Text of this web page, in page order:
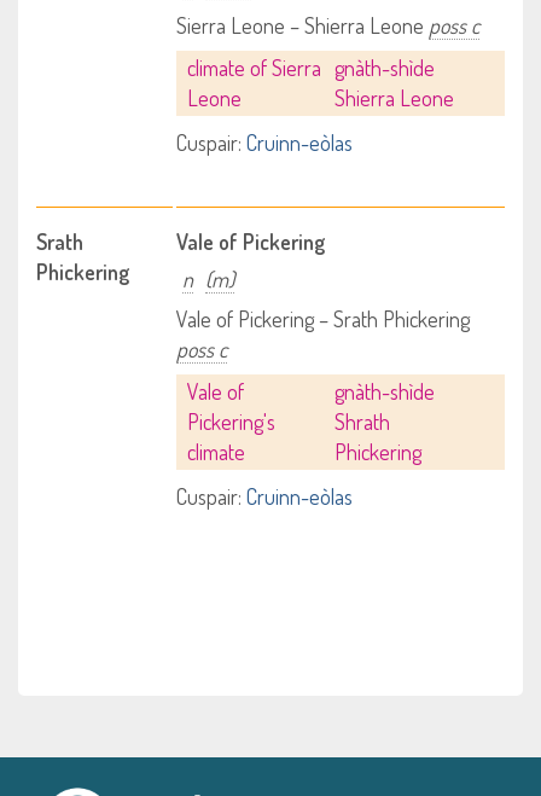
Sierra Leone – Shierra Leone poss c
climate of Sierra
Leone
gnàth-shìde
Shierra Leone
Cuspair: Cruinn-eòlas
Srath
Phickering
Vale of Pickering
n (m)
Vale of Pickering – Srath Phickering
poss c
Vale of
Pickering's
climate
gnàth-shìde
Shrath
Phickering
Cuspair: Cruinn-eòlas